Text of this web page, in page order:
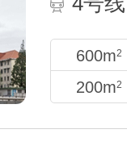
600m2
200m2